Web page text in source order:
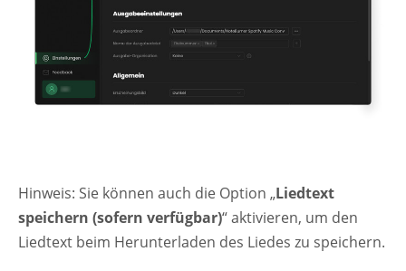
Hinweis: Sie können auch die Option „Liedtext
speichern (sofern verfügbar)“ aktivieren, um den
Liedtext beim Herunterladen des Liedes zu speichern.